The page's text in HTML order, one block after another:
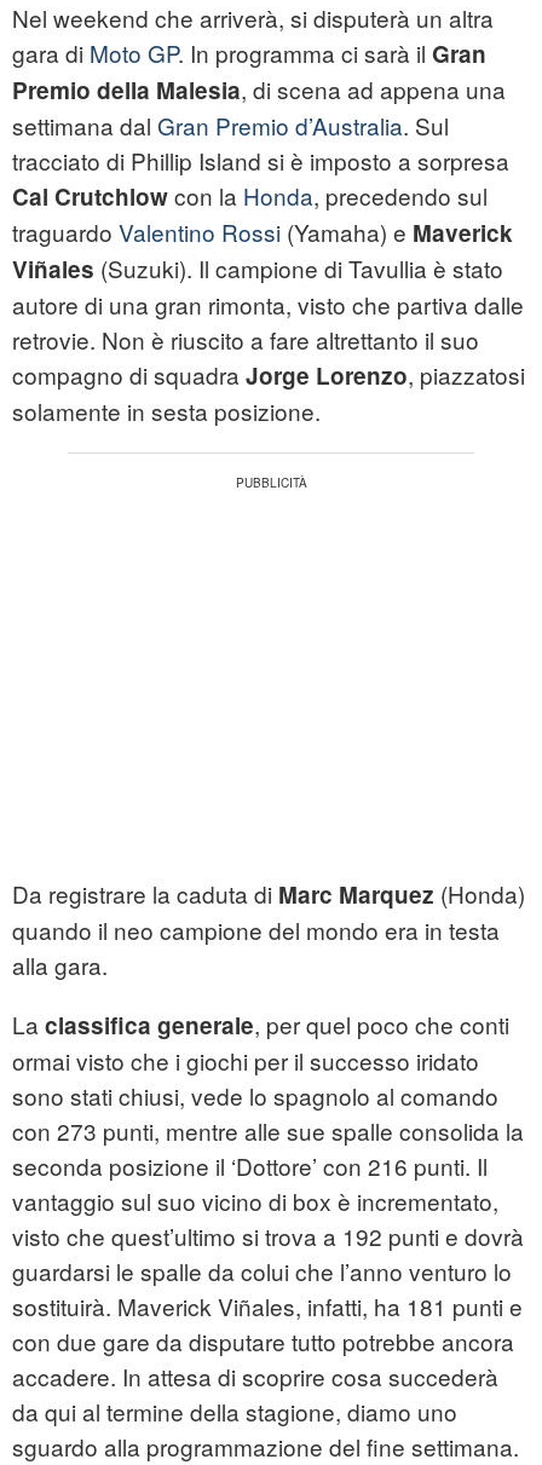
Nel weekend che arriverà, si disputerà un altra
gara di Moto GP. In programma ci sarà il Gran
Premio della Malesia, di scena ad appena una
settimana dal Gran Premio d’Australia. Sul
tracciato di Phillip Island si è imposto a sorpresa
Cal Crutchlowcon la Honda, precedendo sul
traguardo Valentino Rossi (Yamaha) e Maverick
Viñales (Suzuki). Il campione di Tavullia è stato
autore di una gran rimonta, visto che partiva dalle
retrovie. Non è riuscito a fare altrettanto il suo
compagno di squadra Jorge Lorenzo, piazzatosi
solamente in sesta posizione.
Da registrare la caduta di Marc Marquez (Honda)
quando il neo campione del mondo era in testa
alla gara.
La classifica generale, per quel poco che conti
ormai visto che i giochi per il successo iridato
sono stati chiusi, vede lo spagnolo al comando
con 273 punti, mentre alle sue spalle consolida la
seconda posizione il ‘Dottore’ con 216 punti. Il
vantaggio sul suo vicino di box è incrementato,
visto che quest’ultimo si trova a 192 punti e dovrà
guardarsi le spalle da colui che l’anno venturo lo
sostituirà. Maverick Viñales, infatti, ha 181 punti e
con due gare da disputare tutto potrebbe ancora
accadere. In attesa di scoprire cosa succederà
da qui al termine della stagione, diamo uno
sguardo alla programmazione del fine settimana.